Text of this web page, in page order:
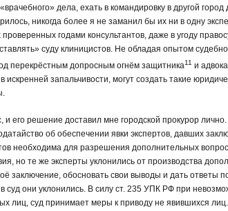
дела, ехать в командировку в другой
никогда более я не заманил бы их ни в одну
годами консультантов, даже в угоду
суду клиницистов. Не обладая опытом
перекрёстным допросным огнём защитника11 и
запальчивости, могут создать такие
и его решение доставил мне городской прокурор
об обеспечении явки экспертов, давших
необходима для разрешения дополнительных
но те же эксперты уклонились от производства
заключение, обосновать свои выводы и дать ответы
суд они уклонились. В силу ст. 235 УПК РФ при
лиц, суд принимает меры к приводу не явившихся